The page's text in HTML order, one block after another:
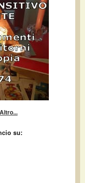
Altro...
su: